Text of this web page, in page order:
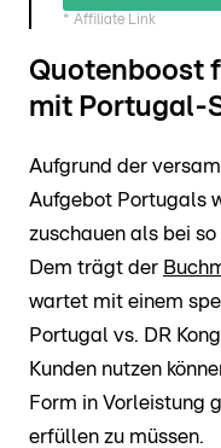
* Affiliate Link
Quotenboost
mit Portugal-
Aufgrund der
Aufgebot Portugals
zuschauen als bei
Dem trägt der
wartet mit einem
Portugal vs. DR
Kunden nutzen
Form in Vorleistung
erfüllen zu müssen.